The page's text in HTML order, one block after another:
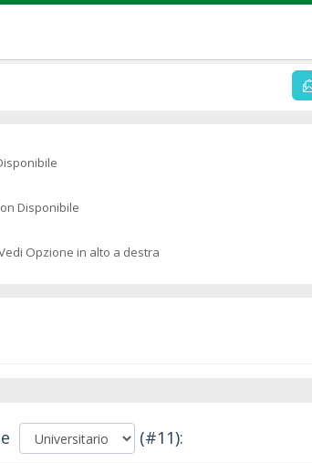
Disponibile
Opzione in alto a destra
(#11):